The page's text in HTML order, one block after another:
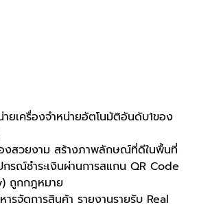
ยเครื่องจำหน่ายอัตโนมัติอันดับ1ของ
องสวยงาม สร้างภาพลักษณ์ที่ดีในพื้นที่
รณ์ชำระเงินผ่านการสแกน QR Code
ถูกกฎหมาย
ารจัดการสินค้า รายงานรายรับ Real